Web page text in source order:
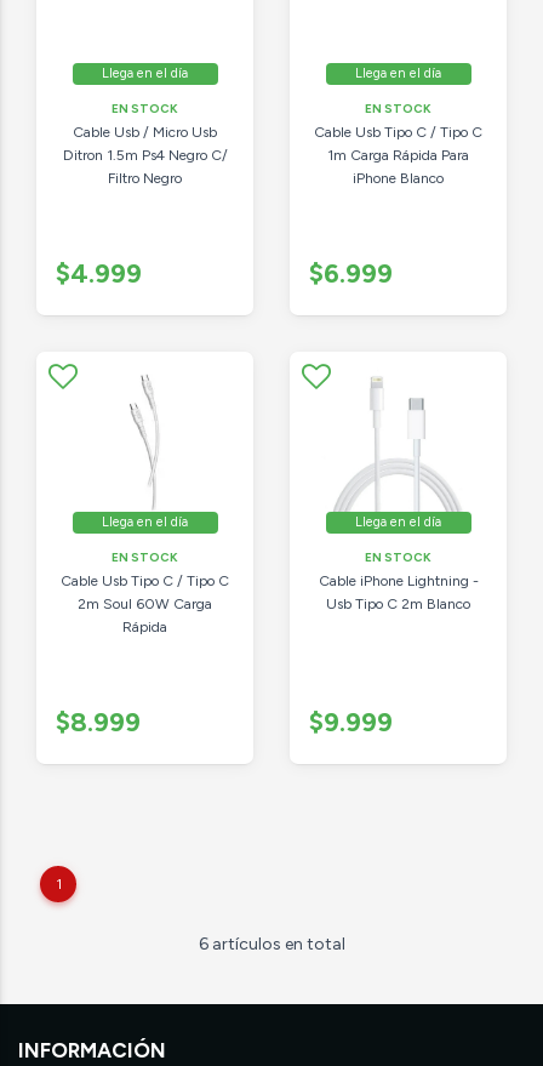
Llega en el día
EN STOCK
Cable Usb / Micro Usb
Ditron 1.5m Ps4 Negro C/
Filtro Negro
$4.999
Llega en el día
EN STOCK
Cable Usb Tipo C / Tipo C
1m Carga Rápida Para
iPhone Blanco
$6.999
Llega en el día
EN STOCK
Cable Usb Tipo C / Tipo C
2m Soul 60W Carga
Rápida
$8.999
Llega en el día
EN STOCK
Cable iPhone Lightning -
Usb Tipo C 2m Blanco
$9.999
1
6 artículos en total
INFORMACIÓN